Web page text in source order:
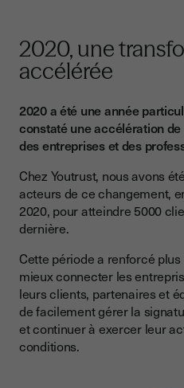
2020, une
accélérée
2020 a été une année
constaté une accélération
des entreprises et des
Chez Youtrust, nous avons
acteurs de ce changement,
2020, pour atteindre 5000
dernière.
Cette période a renforcé
mieux connecter les
leurs clients, partenaires et
de facilement gérer la
et continuer à exercer leur
conditions.